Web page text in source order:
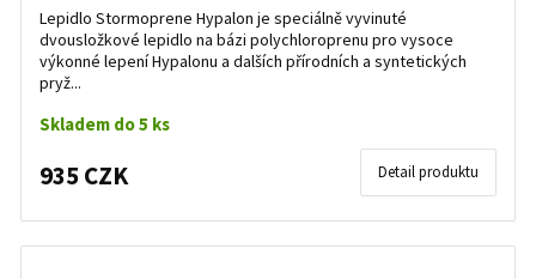
Lepidlo Stormoprene Hypalon je speciálně vyvinuté
dvousložkové lepidlo na bázi polychloroprenu pro vysoce
výkonné lepení Hypalonu a dalších přírodních a syntetických
pryž...
Skladem do 5 ks
935 CZK Detail produktu